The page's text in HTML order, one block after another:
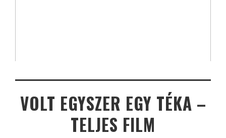
VOLT EGYSZER EGY TÉKA –
TELJES FILM